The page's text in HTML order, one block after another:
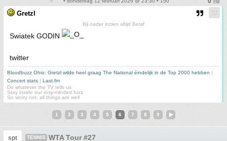
Gretzl
Bij nader inzien altijd 8eraf
Swiatek GODIN
twitter
Bloodbuzz Ohio: Gretzl wilde heel graag The National éindelijk in de Top 2000 hebben |
Concert stats | Last.fm
Do whatever the TV tells us
Stay inside our rosy-minded fuzz
So worry not, all things are well
1 2 3 4 5 6 7 8 9
spt TENNIS WTA Tour #27